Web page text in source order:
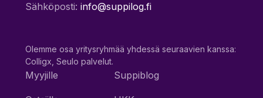
Sähköposti: info@suppilog.fi
Olemme osa yritysryhmää yhdessä seuraavien kanssa:
Colligx, Seulo palvelut.
Myyjille Suppiblog